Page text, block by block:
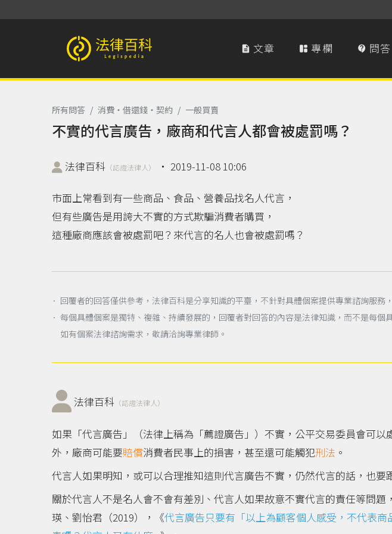
法律百科 Legispedia  文章  專欄  問答
所有問答 / 消費‧借還錢‧契約 / 一般買賣
不實的代言廣告，廠商和代言人都會被處罰嗎？
法律百科 （認證法律人） ‧ 2019-11-08 10:06
市面上常看到有一些商品、食品、營養品找名人代言，
但有些廣告是用誇大不實的方式欺騙消費者購買，
這種廠商應該會被處罰吧？來代言的名人也會被處罰嗎？
． 回覆者的回答僅供參考，法律百科是分享知識的平臺，不針對具體個案提供專業諮詢服務
． 每個具體個案是獨特、複雜、持續發展的，回覆者對回答的內容是法律知識，而不是每個
如有個案法律諮詢需求，敬請洽詢專業律師。
法律百科 （認證法律人）
如果「代言廣告」（法律上稱為「薦證廣告」）不實，公平交易委員會可以
外，廠商可能要賠償消費者民事上的損害，甚至還可能觸犯刑法 。
代言人如果明知，或可以合理推知這則代言廣告不實，仍然代言的話，也要
關於代言人不是名人會不會有差別、代言人如果故意不實代言的責任等問
瑛、劉怡君（2019），《代言廣告只要有「以上為顧客個人感受，不代表